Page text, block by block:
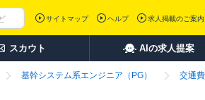
サイトマップ ヘルプ 求人掲載のご案内
スカウト AIの求人提案
基幹システム系エンジニア（PG）
交通